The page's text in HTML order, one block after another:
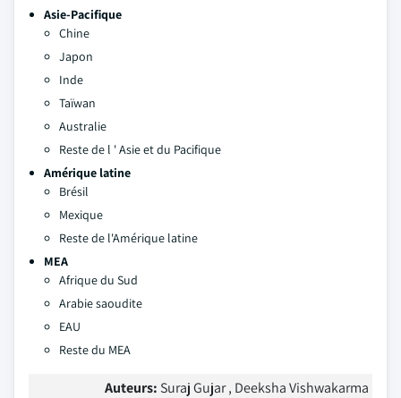
Asie-Pacifique
Chine
Japon
Inde
Taïwan
Australie
Reste de l ' Asie et du Pacifique
Amérique latine
Brésil
Mexique
Reste de l'Amérique latine
MEA
Afrique du Sud
Arabie saoudite
EAU
Reste du MEA
Auteurs: Suraj Gujar , Deeksha Vishwakarma